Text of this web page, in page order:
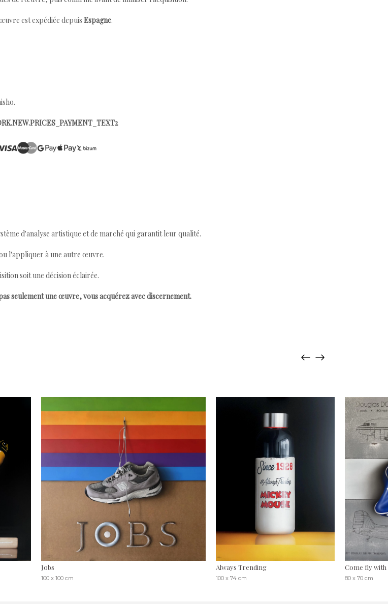
est expédiée depuis Espagne.
d'analyse artistique et de marché qui garantit leur qualité.
l'appliquer à une autre œuvre.
soit une décision éclairée.
seulement une œuvre, vous acquérez avec discernement.
Jobs
100 x 100 cm
Always Trending
100 x 74 cm
Come fly with
80 x 70 cm